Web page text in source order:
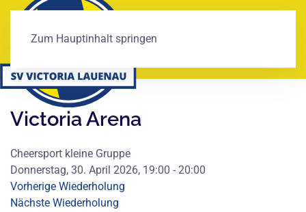
Zum Hauptinhalt springen
Victoria Arena
Cheersport kleine Gruppe
Donnerstag, 30. April 2026, 19:00 - 20:00
Vorherige Wiederholung
Nächste Wiederholung